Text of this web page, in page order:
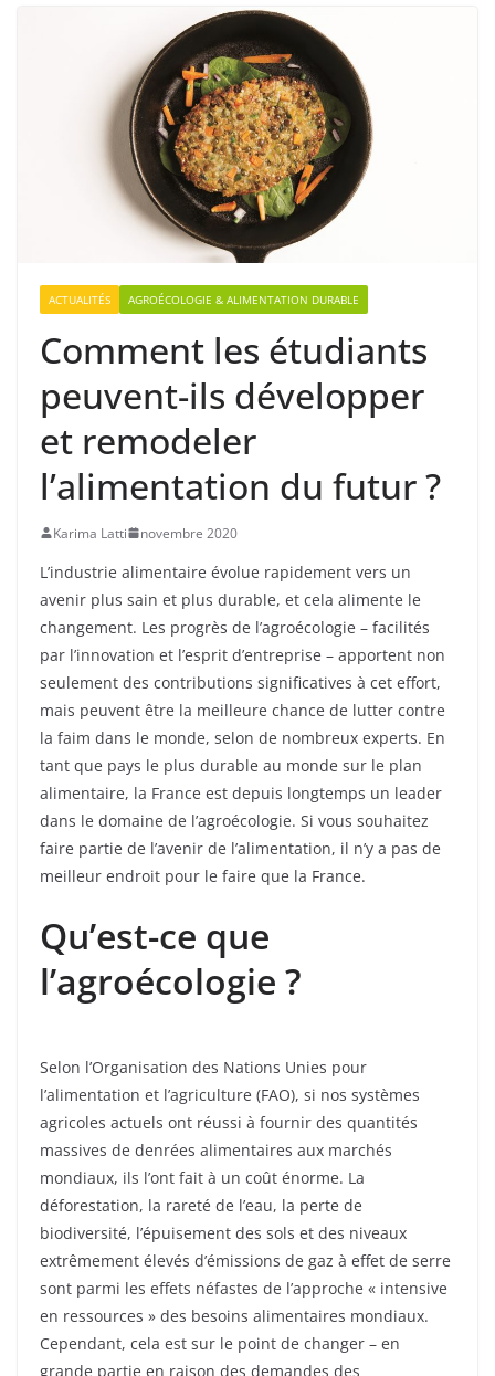
ACTUALITÉS AGROÉCOLOGIE & ALIMENTATION DURABLE
Comment les étudiants
peuvent-ils développer
et remodeler
l’alimentation du futur ?
Karima Latti novembre 2020
L’industrie alimentaire évolue rapidement vers un
avenir plus sain et plus durable, et cela alimente le
changement. Les progrès de l’agroécologie – facilités
par l’innovation et l’esprit d’entreprise – apportent non
seulement des contributions significatives à cet effort,
mais peuvent être la meilleure chance de lutter contre
la faim dans le monde, selon de nombreux experts. En
tant que pays le plus durable au monde sur le plan
alimentaire, la France est depuis longtemps un leader
dans le domaine de l’agroécologie. Si vous souhaitez
faire partie de l’avenir de l’alimentation, il n’y a pas de
meilleur endroit pour le faire que la France.
Qu’est-ce que
l’agroécologie ?
Selon l’Organisation des Nations Unies pour
l’alimentation et l’agriculture (FAO), si nos systèmes
agricoles actuels ont réussi à fournir des quantités
massives de denrées alimentaires aux marchés
mondiaux, ils l’ont fait à un coût énorme. La
déforestation, la rareté de l’eau, la perte de
biodiversité, l’épuisement des sols et des niveaux
extrêmement élevés d’émissions de gaz à effet de serre
sont parmi les effets néfastes de l’approche « intensive
en ressources » des besoins alimentaires mondiaux.
Cependant, cela est sur le point de changer – en
grande partie en raison des demandes des